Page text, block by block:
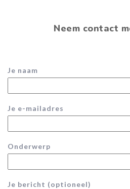
Neem contact
Je naam
Je e-mailadres
Onderwerp
Je bericht (optioneel)